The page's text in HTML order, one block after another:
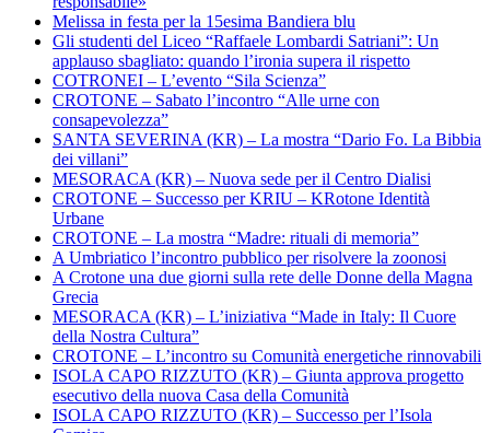
Melissa in festa per la 15esima Bandiera blu
Gli studenti del Liceo “Raffaele Lombardi Satriani”: Un
applauso sbagliato: quando l’ironia supera il rispetto
COTRONEI – L’evento “Sila Scienza”
CROTONE – Sabato l’incontro “Alle urne con
consapevolezza”
SANTA SEVERINA (KR) – La mostra “Dario Fo. La Bibbia
dei villani”
MESORACA (KR) – Nuova sede per il Centro Dialisi
CROTONE – Successo per KRIU – KRotone Identità
Urbane
CROTONE – La mostra “Madre: rituali di memoria”
A Umbriatico l’incontro pubblico per risolvere la zoonosi
A Crotone una due giorni sulla rete delle Donne della Magna
Grecia
MESORACA (KR) – L’iniziativa “Made in Italy: Il Cuore
della Nostra Cultura”
CROTONE – L’incontro su Comunità energetiche rinnovabili
ISOLA CAPO RIZZUTO (KR) – Giunta approva progetto
esecutivo della nuova Casa della Comunità
ISOLA CAPO RIZZUTO (KR) – Successo per l’Isola